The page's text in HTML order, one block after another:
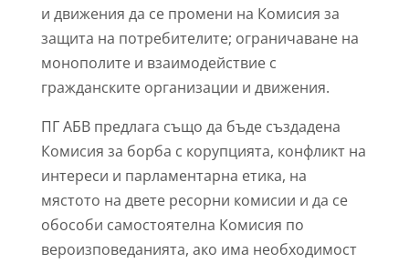
и движения да се промени на Комисия за
защита на потребителите; ограничаване на
монополите и взаимодействие с
гражданските организации и движения.
ПГ АБВ предлага също да бъде създадена
Комисия за борба с корупцията, конфликт на
интереси и парламентарна етика, на
мястото на двете ресорни комисии и да се
обособи самостоятелна Комисия по
вероизповеданията, ако има необходимост